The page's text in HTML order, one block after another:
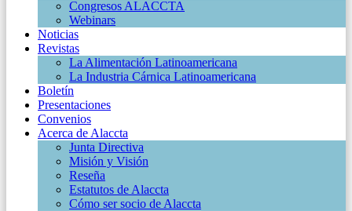
Congresos ALACCTA
Webinars
Noticias
Revistas
La Alimentación Latinoamericana
La Industria Cárnica Latinoamericana
Boletín
Presentaciones
Convenios
Acerca de Alaccta
Junta Directiva
Misión y Visión
Reseña
Estatutos de Alaccta
Cómo ser socio de Alaccta